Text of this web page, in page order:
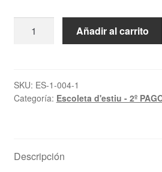
ESCOLETA
(19
al
COMPLETO
Añadir al carrito
SKU: ES-1-004-1
Categoría: Escoleta d'estiu - 2º
Descripción